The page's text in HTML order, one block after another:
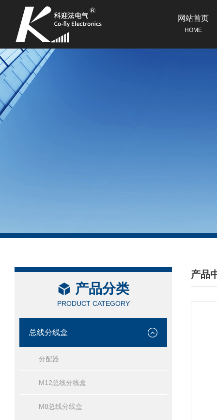
网站首页
HOME
产品分类
PRODUCT CATEGORY
总线分线盒
分配器
M12总线分线盒
M8总线分线盒
产品
/